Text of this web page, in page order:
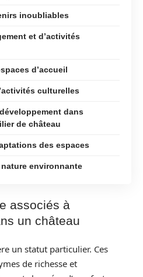
inoubliables
et d’activités
d’accueil
culturelles
dans
de château
des espaces
environnante
associés à
un château
un statut particulier. Ces
de richesse et